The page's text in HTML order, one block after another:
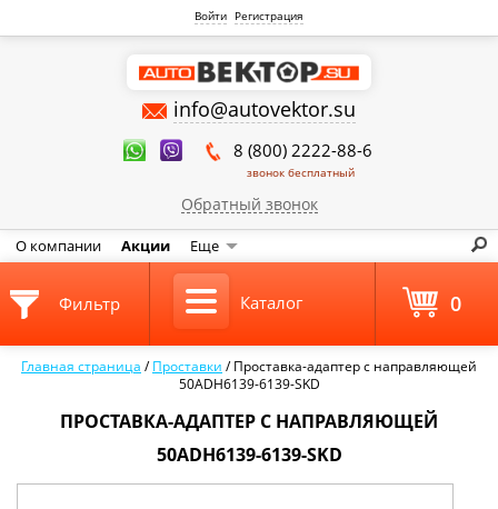
Войти Регистрация
info@autovektor.su
8 (800) 2222-88-6
звонок бесплатный
Обратный звонок
О компании Акции Еще
Главная страница /Проставки /Проставка-адаптер с направляющей
50ADH6139-6139-SKD
ПРОСТАВКА-АДАПТЕР С НАПРАВЛЯЮЩЕЙ
50ADH6139-6139-SKD
Фильтр Каталог 0